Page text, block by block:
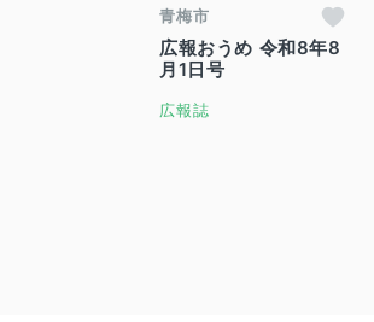
青梅市
広報おうめ 令和8年8
月1日号
広報誌